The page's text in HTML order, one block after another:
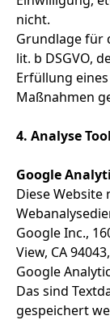
nicht.
Grundlage für
lit. b DSGVO,
Erfüllung
Maßnahmen
4. Analyse
Google
Diese Website
Google Inc.,
View, CA
Google
Das sind
gespeichert